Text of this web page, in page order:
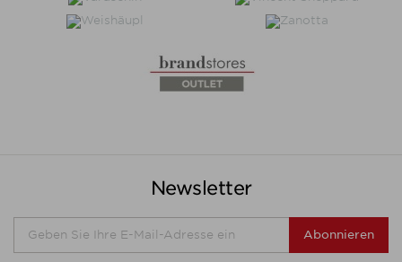
Newsletter
Abonnieren